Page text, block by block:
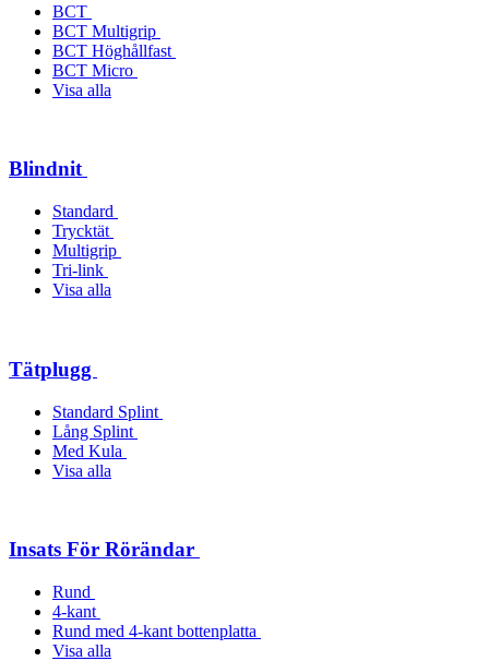
BCT
BCT Multigrip
BCT Höghållfast
BCT Micro
Visa alla
Blindnit
Standard
Trycktät
Multigrip
Tri-link
Visa alla
Tätplugg
Standard Splint
Lång Splint
Med Kula
Visa alla
Insats För Rörändar
Rund
4-kant
Rund med 4-kant bottenplatta
Visa alla